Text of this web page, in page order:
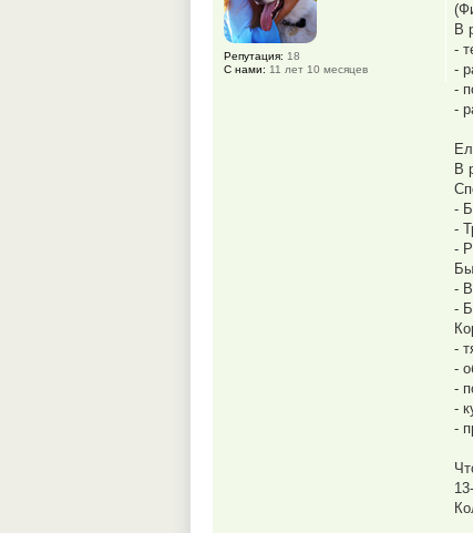
В
-
-
-
-
В
-
-
-
-
-
-
-
-
-
-
Репутация: 18
С нами: 11 лет 10 месяцев